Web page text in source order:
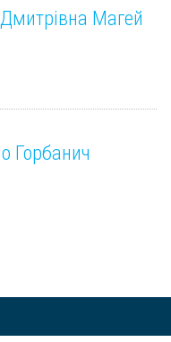
Магей
Горбанич